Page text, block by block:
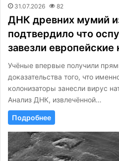
31.07.2026 82
ДНК древних мумий
подтвердило что
завезли европейские
Учёные впервые получили
доказательства того, что
колонизаторы занесли вирус
Анализ ДНК, извлечённой…
Подробнее